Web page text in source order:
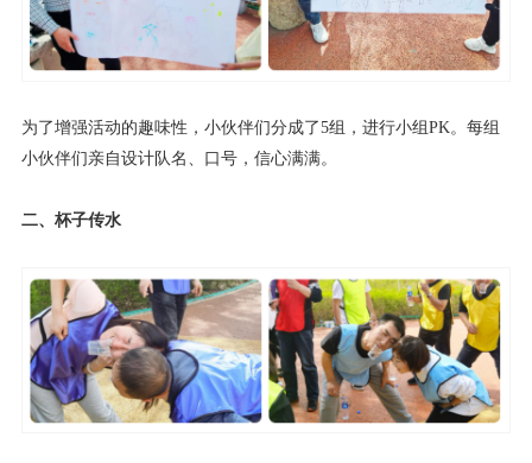
为了增强活动的趣味性，小伙伴们分成了5组，进行小组PK。每组
小伙伴们亲自设计队名、口号，信心满满。
二、杯子传水